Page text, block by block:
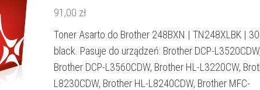
91,00 zł
Toner Asarto do Brother 248BXN | TN248XLBK |
black. Pasuje do urządzeń: Brother DCP-L3520CDW,
Brother DCP-L3560CDW, Brother HL-L3220CW,
L8230CDW, Brother HL-L8240CDW, Brother MFC-